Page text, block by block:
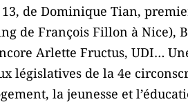
de Dominique Tian,
de François Fillon à Nice),
Arlette Fructus, UDI…
législatives de la 4e
la jeunesse et